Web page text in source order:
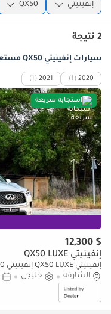
إنفينيتي QX50
2 نتيجة
سيارات إنفينيتي QX50 مستعملة للبيع في الشارقة
2020
(1)
2021
(1)
استجابة سريعة
$ 12,300
إنفينيتي QX50 LUXE
والخارجالشارقة خليجي